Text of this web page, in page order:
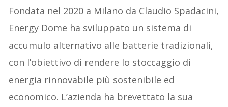
Fondata nel 2020 a Milano da Claudio Spadacini,
Energy Dome ha sviluppato un sistema di
accumulo alternativo alle batterie tradizionali,
con l’obiettivo di rendere lo stoccaggio di
energia rinnovabile più sostenibile ed
economico. L’azienda ha brevettato la sua